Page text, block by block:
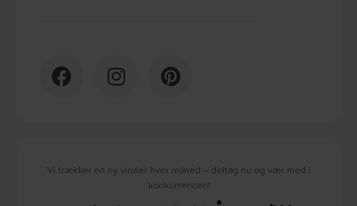
Vi trækker en ny vinder hver måned – deltag nu og vær med i
konkurrencen!